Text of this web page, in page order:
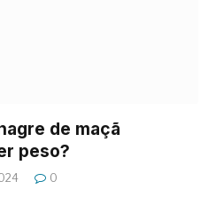
de maçã
peso?
0